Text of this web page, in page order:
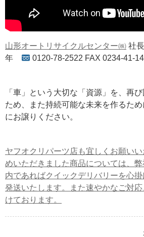
山形オートリサイクルセンター㈱ 社
年
0120-78-2522 FAX 0234-41-
「車」という大切な「資源」を、再
ため、また持続可能な未来を作るた
にお譲りください。
ヤフオクリパーツ店も宜しくお願い
めいただきました商品については、
内であればクイックデリバリーを心
発送いたします。また速やかなご対
けております。